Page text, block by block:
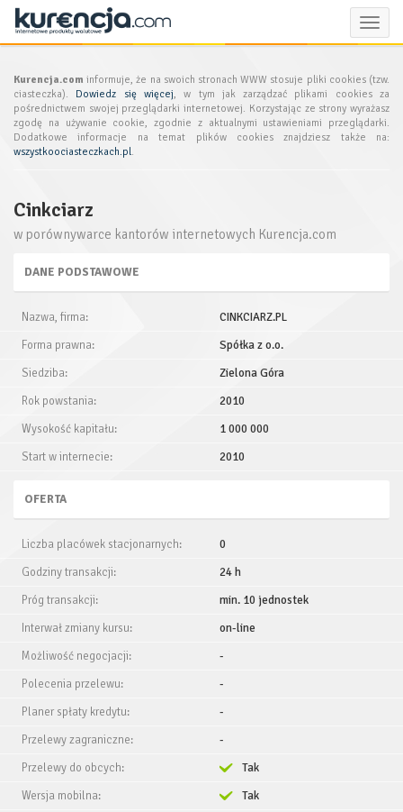
Toggle
Kurencja.com informuje, że na swoich stronach WWW stosuje pliki cookies (tzw.
ciasteczka). Dowiedz się więcej, w tym jak zarządzać plikami cookies za
pośrednictwem swojej przeglądarki internetowej. Korzystając ze strony wyrażasz
zgodę na używanie cookie, zgodnie z aktualnymi ustawieniami przeglądarki.
Dodatkowe informacje na temat plików cookies znajdziesz także na:
wszystkoociasteczkach.pl.
Cinkciarz
w porównywarce kantorów internetowych Kurencja.com
DANE PODSTAWOWE
Nazwa, firma:
CINKCIARZ.PL
Forma prawna:
Spółka z o.o.
Siedziba:
Zielona Góra
Rok powstania:
2010
Wysokość kapitału:
1 000 000
Start w internecie:
2010
OFERTA
Liczba placówek stacjonarnych:
0
Godziny transakcji:
24 h
Próg transakcji:
min. 10 jednostek
Interwał zmiany kursu:
on-line
Możliwość negocjacji:
-
Polecenia przelewu:
-
Planer spłaty kredytu:
-
Przelewy zagraniczne:
-
Przelewy do obcych:
Tak
Wersja mobilna:
Tak